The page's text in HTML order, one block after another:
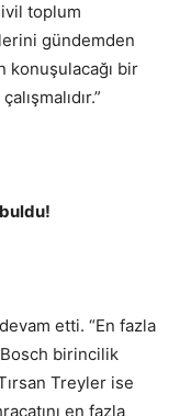
toplum
gündemden
konuşulacağı bir
etti. “En fazla
birincilik
Treyler ise
en fazla